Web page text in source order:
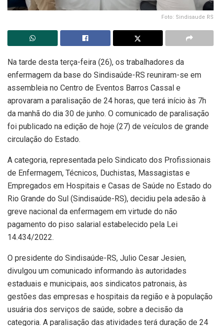
Foto: Sindisaude RS
Na tarde desta terça-feira (26), os trabalhadores da
enfermagem da base do Sindisaúde-RS reuniram-se em
assembleia no Centro de Eventos Barros Cassal e
aprovaram a paralisação de 24 horas, que terá início às 7h
da manhã do dia 30 de junho. O comunicado de paralisação
foi publicado na edição de hoje (27) de veículos de grande
circulação do Estado.
A categoria, representada pelo Sindicato dos Profissionais
de Enfermagem, Técnicos, Duchistas, Massagistas e
Empregados em Hospitais e Casas de Saúde no Estado do
Rio Grande do Sul (Sindisaúde-RS), decidiu pela adesão à
greve nacional da enfermagem em virtude do não
pagamento do piso salarial estabelecido pela Lei
14.434/2022.
O presidente do Sindisaúde-RS, Julio Cesar Jesien,
divulgou um comunicado informando às autoridades
estaduais e municipais, aos sindicatos patronais, às
gestões das empresas e hospitais da região e à população
usuária dos serviços de saúde, sobre a decisão da
categoria. A paralisação das atividades terá duração de 24